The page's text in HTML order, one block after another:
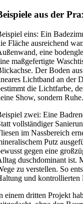
aus der
eins: Ein
Fläche ausreichend
eine
maßgefertigte
Der Boden
Lichtband an der
die Lichtfarbe,
Show, sondern Ruhe.
zwei: Eine
vollständiger
im Nassbereich
Putz
gegen eine
duschdominant ist.
zu verstellen. So
und kontrollierten
einem dritten Projekt